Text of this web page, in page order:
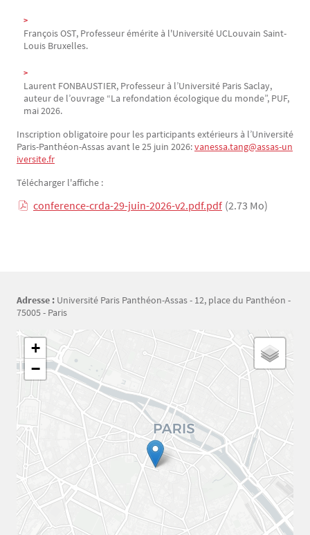
François OST, Professeur émérite à l'Université UCLouvain Saint-
Louis Bruxelles.
Laurent FONBAUSTIER, Professeur à l’Université Paris Saclay,
auteur de l’ouvrage “La refondation écologique du monde”, PUF,
mai 2026.
Inscription obligatoire pour les participants extérieurs à l’Université
Paris-Panthéon-Assas avant le 25 juin 2026:vanessa.tang@assas-un
iversite.fr
Télécharger l'affiche :
conference-crda-29-juin-2026-v2.pdf.pdf (2.73 Mo)
Adresse : Université Paris Panthéon-Assas - 12, place du Panthéon -
75005 - Paris
Géolocalisation
+
−